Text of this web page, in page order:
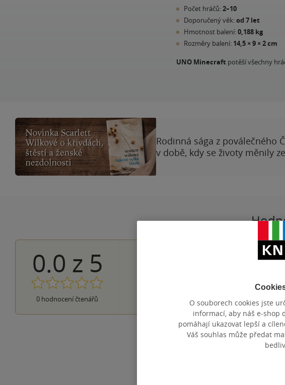
Počet hráčů:2–10
Doporučený věk:od 7 let
Hmotnost balení:0,188 kg
Rozměry balení: 14,5 × 9 × 2 cm
UNO Minecraft potěší všechny
Rodinná sága z poválečného
v době, kdy se životy měnily
0.0 z 5
0 hodnocení čtenářů 1 hvezdičkaO souborech cookies jste
informací, aby náš e-shop
pomáhají ukazovat lepší a
Váš souhlas může předat